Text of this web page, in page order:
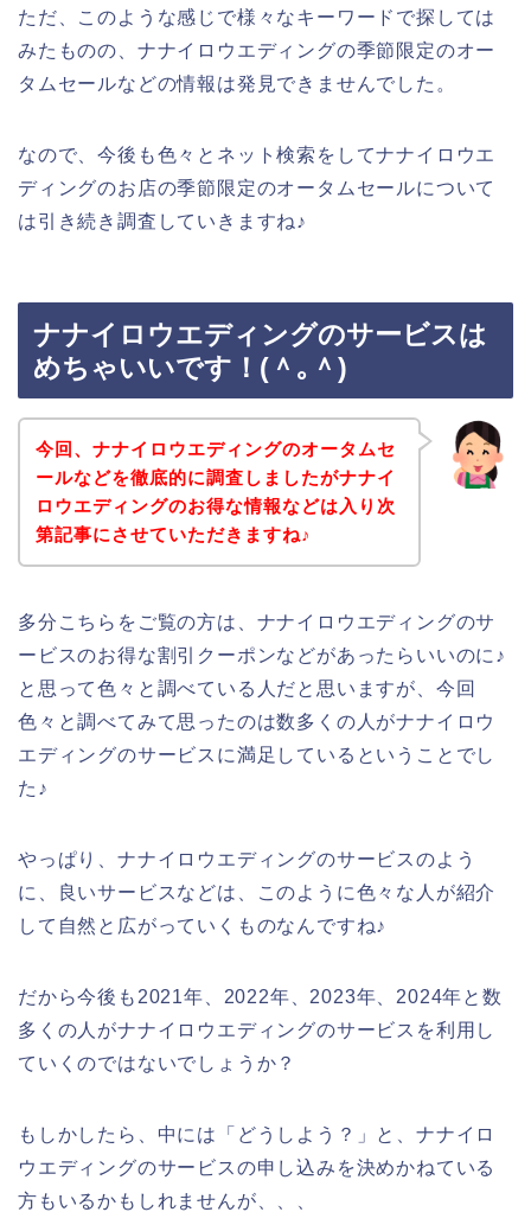
ただ、このような感じで様々なキーワードで探しては
みたものの、ナナイロウエディングの季節限定のオー
タムセールなどの情報は発見できませんでした。
なので、今後も色々とネット検索をしてナナイロウエ
ディングのお店の季節限定のオータムセールについて
は引き続き調査していきますね♪
ナナイロウエディングのサービスは
めちゃいいです！(＾｡＾)
今回、ナナイロウエディングのオータムセ
ールなどを徹底的に調査しましたがナナイ
ロウエディングのお得な情報などは入り次
第記事にさせていただきますね♪
多分こちらをご覧の方は、ナナイロウエディングのサ
ービスのお得な割引クーポンなどがあったらいいのに♪
と思って色々と調べている人だと思いますが、今回
色々と調べてみて思ったのは数多くの人がナナイロウ
エディングのサービスに満足しているということでし
た♪
やっぱり、ナナイロウエディングのサービスのよう
に、良いサービスなどは、このように色々な人が紹介
して自然と広がっていくものなんですね♪
だから今後も2021年、2022年、2023年、2024年と数
多くの人がナナイロウエディングのサービスを利用し
ていくのではないでしょうか？
もしかしたら、中には「どうしよう？」と、ナナイロ
ウエディングのサービスの申し込みを決めかねている
方もいるかもしれませんが、、、